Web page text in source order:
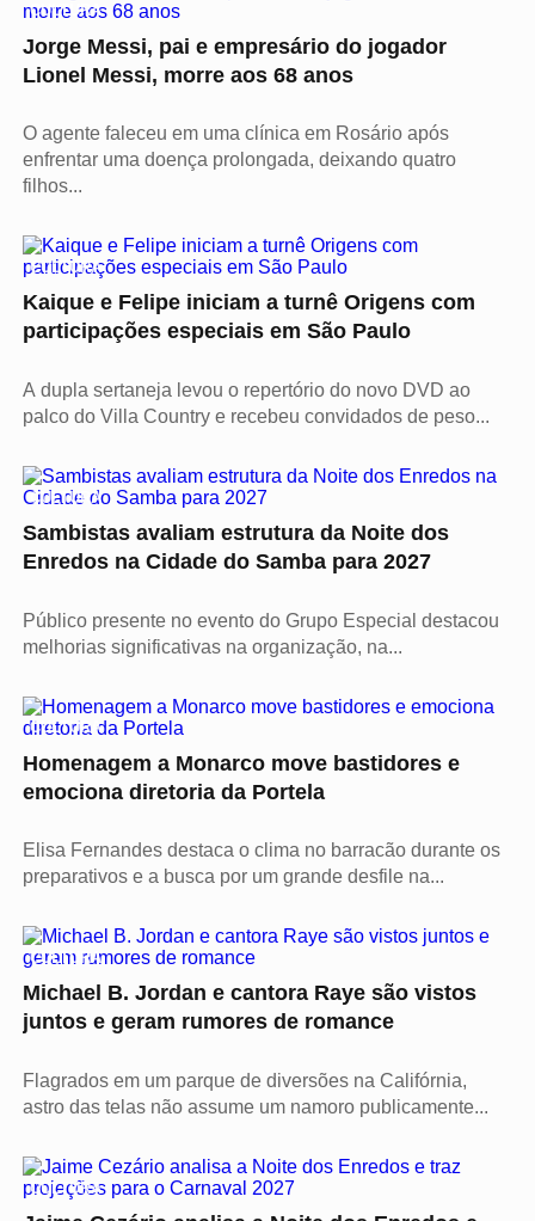
CULTURA
Jorge Messi, pai e empresário do jogador
Lionel Messi, morre aos 68 anos
O agente faleceu em uma clínica em Rosário após
enfrentar uma doença prolongada, deixando quatro
filhos...
CULTURA
Kaique e Felipe iniciam a turnê Origens com
participações especiais em São Paulo
A dupla sertaneja levou o repertório do novo DVD ao
palco do Villa Country e recebeu convidados de peso...
CULTURA
Sambistas avaliam estrutura da Noite dos
Enredos na Cidade do Samba para 2027
Público presente no evento do Grupo Especial destacou
melhorias significativas na organização, na...
CULTURA
Homenagem a Monarco move bastidores e
emociona diretoria da Portela
Elisa Fernandes destaca o clima no barracão durante os
preparativos e a busca por um grande desfile na...
CULTURA
Michael B. Jordan e cantora Raye são vistos
juntos e geram rumores de romance
Flagrados em um parque de diversões na Califórnia,
astro das telas não assume um namoro publicamente...
CULTURA